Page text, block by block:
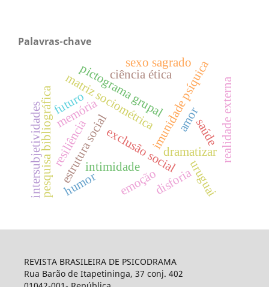
Palavras-chave
exclusão socialimunidade psíquica
pictograma grupal
dramatizar
matriz sociométrica realidade externa
estrutura social
pesquisa bibliográfica amor
intimidade
resiliência saúde
intersubjetividades
ciência ética
uruguai
memória
emoção
sexo sagrado
disforia
humor
futuro
REVISTA BRASILEIRA DE PSICODRAMA
Rua Barão de Itapetininga, 37 conj. 402